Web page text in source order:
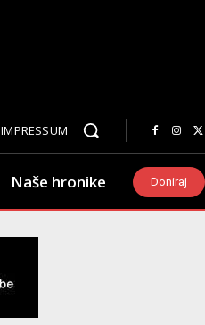
IMPRESSUM
Naše hronike Doniraj